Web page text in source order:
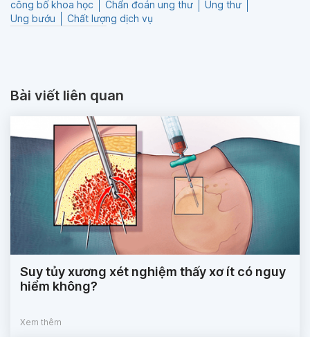
công bố khoa học Chẩn đoán ung thư
Ung thư
Ung bướu
Chất lượng dịch vụ
Bài viết liên quan
Suy tủy xương xét nghiệm thấy xơ ít có nguy
hiểm không?
Xem thêm